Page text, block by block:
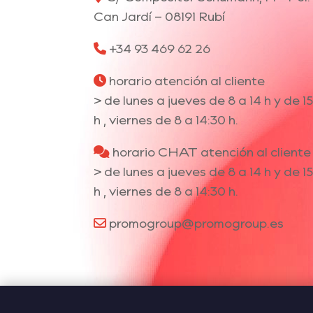
Can Jardí – 08191 Rubí
+34 93 469 62 26
horario atención al cliente
> de lunes a jueves de 8 a 14 h y de
h , viernes de 8 a 14:30 h.
horario CHAT atención al cliente
> de lunes a jueves de 8 a 14 h y de
h , viernes de 8 a 14:30 h.
promogroup@promogroup.es
Utilizamos cookies para ofrecerte la